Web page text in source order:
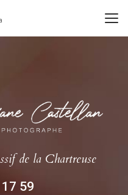
de la Chartreuse
59